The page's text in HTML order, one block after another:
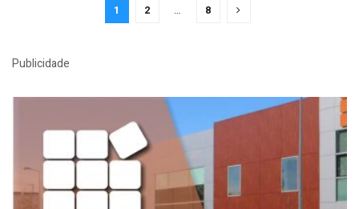
1 2 … 8
Publicidade